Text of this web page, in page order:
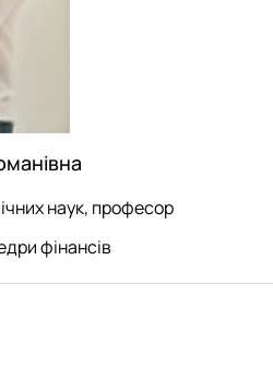
наук, професор
фінансів